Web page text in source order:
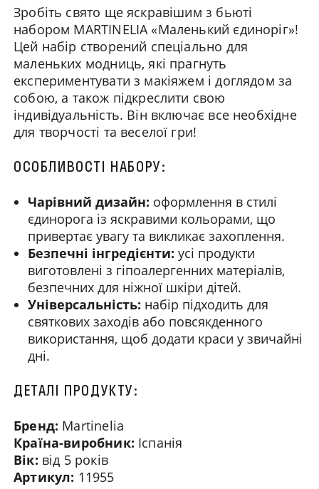
Зробіть свято ще яскравішим з бьюті
набором MARTINELIA «Маленький єдиноріг»!
Цей набір створений спеціально для
маленьких модниць, які прагнуть
експериментувати з макіяжем і доглядом за
собою, а також підкреслити свою
індивідуальність. Він включає все необхідне
для творчості та веселої гри!
ОСОБЛИВОСТІ НАБОРУ:
Чарівний дизайн: оформлення в стилі
єдинорога із яскравими кольорами, що
привертає увагу та викликає захоплення.
Безпечні інгредієнти: усі продукти
виготовлені з гіпоалергенних матеріалів,
безпечних для ніжної шкіри дітей.
Універсальність: набір підходить для
святкових заходів або повсякденного
використання, щоб додати краси у звичайні
дні.
ДЕТАЛІ ПРОДУКТУ:
Бренд: Martinelia
Країна-виробник: Іспанія
Вік: від 5 років
Артикул: 11955